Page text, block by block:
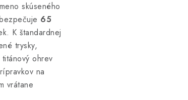
skúseného
65
K štandardnej
trysky,
ohrev
na
vrátane